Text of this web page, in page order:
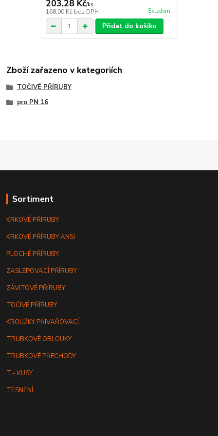
203,28 Kč/ks
168,00 Kč bez DPH Skladem
Přidat do košíku
Zboží zařazeno v kategoriích
TOČIVÉ PŘÍRUBY
pro PN 16
Sortiment
KRKOVÉ PŘÍRUBY
KRKOVÉ PŘÍRUBY ANSI
PLOCHÉ PŘÍRUBY
ZASLEPOVACÍ PŘÍRUBY
ZÁVITOVÉ PŘÍRUBY
TOČIVÉ PŘÍRUBY
KROUŽKY PŘIVAŘOVACÍ
TRUBKOVÉ OBLOUKY
TRUBKOVÉ PŘECHODY
T - KUSY
TĚSNĚNÍ